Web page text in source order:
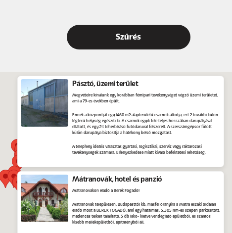
Pásztó, üzemi terület
Megvételre kínálunk egy korábban fémipari tevékenységet végző üzemi területet,
ami a 79-es években épült.
Ennek a központját egy 1460 m2 alapterületű csarnok alkotja, ezt 2 további külön
légterű helyiség egészíti ki. A csarnok egyik fele teljes hosszában darupályával
ellátott, és egy 2 t teherbírású futódaruval felszerelt. A szerszámgépsor fölött
külön darupálya biztosítja a hatékony belső mozgatást.
A telephely ideális választás gyártási, logisztikai, szerviz vagy raktározási
tevékenységek számára. Elhelyezkedése miatt kiváló befektetési lehetőség.
Mátranovák, hotel és panzió
Mátranovákon eladó a Berek Fogadó!
Mátranovák településen, Budapesttől kb. másfél órányira a Mátra északi oldalán
eladó most a BEREK FOGADÓ, ami egy hatalmas, 5.305 nm-es szépen parkosított,
medencés telken található, 5 db lakó- illetve vendéglátó épületből, és számos
kisebb melléképületből, építményből áll.